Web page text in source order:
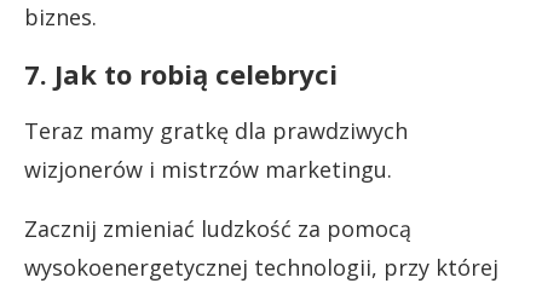
biznes.
7. Jak to robią celebryci
Teraz mamy gratkę dla prawdziwych
wizjonerów i mistrzów marketingu.
Zacznij zmieniać ludzkość za pomocą
wysokoenergetycznej technologii, przy której